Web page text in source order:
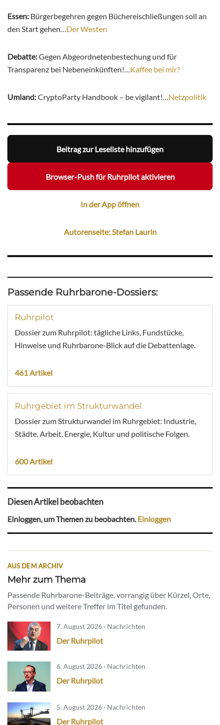
Essen: Bürgerbegehren gegen Büchereischließungen soll an
den Start gehen…Der Westen
Debatte:Gegen Abgeordnetenbestechung und für
Transparenz bei Nebeneinkünften!…Kaffee bei mir?
Umland:CryptoParty Handbook – be vigilant!…Netzpolitik
Beitrag zur Leseliste hinzufügen
Browser-Push für Ruhrpilot aktivieren
In der App öffnen
Autorenseite: Stefan Laurin
Passende Ruhrbarone-Dossiers:
Ruhrpilot
Dossier zum Ruhrpilot: tägliche Links, Fundstücke,
Hinweise und Ruhrbarone-Blick auf die Debattenlage.
461 Artikel
Ruhrgebiet im Strukturwandel
Dossier zum Strukturwandel im Ruhrgebiet: Industrie,
Städte, Arbeit, Energie, Kultur und politische Folgen.
600 Artikel
Diesen Artikel beobachten
Einloggen, um Themen zu beobachten.Einloggen
AUS DEM ARCHIV
Mehr zum Thema
Passende Ruhrbarone-Beiträge, vorrangig über Kürzel, Orte,
Personen und weitere Treffer im Titel gefunden.
7. August 2026 · Nachrichten
Der Ruhrpilot
6. August 2026 · Nachrichten
Der Ruhrpilot
5. August 2026 · Nachrichten
Der Ruhrpilot